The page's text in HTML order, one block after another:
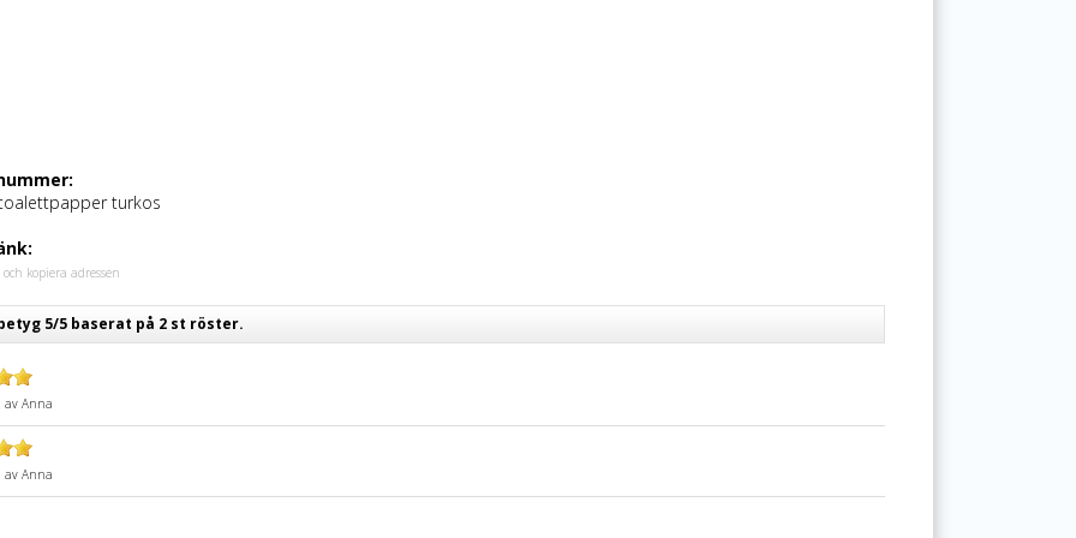
turkos
kopiera adressen
5/5 baserat på 2 st röster.
av Anna
av Anna